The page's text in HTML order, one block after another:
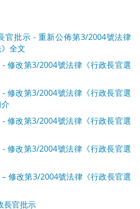
官批示 - 重新公佈第3/2004號法律
》全文
修改第3/2004號法律《行政長官選
修改第3/2004號法律《行政長官選
修改第3/2004號法律《行政長官選
修改第3/2004號法律《行政長官選
修改第3/2004號法律《行政長官選
長官批示